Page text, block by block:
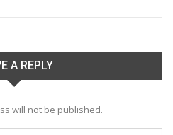
A REPLY
will not be published.